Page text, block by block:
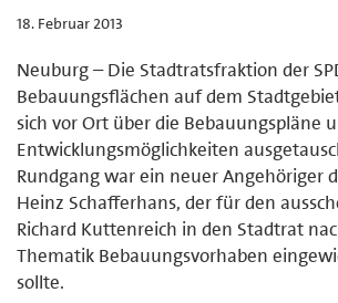
18. Februar 2013
Neuburg – Die Stadtratsfraktion der
Bebauungsflächen auf dem
sich vor Ort über die Bebauungspläne
Entwicklungsmöglichkeiten
Rundgang war ein neuer Angehöriger
Heinz Schafferhans, der für den
Richard Kuttenreich in den Stadtrat
Thematik Bebauungsvorhaben
sollte.